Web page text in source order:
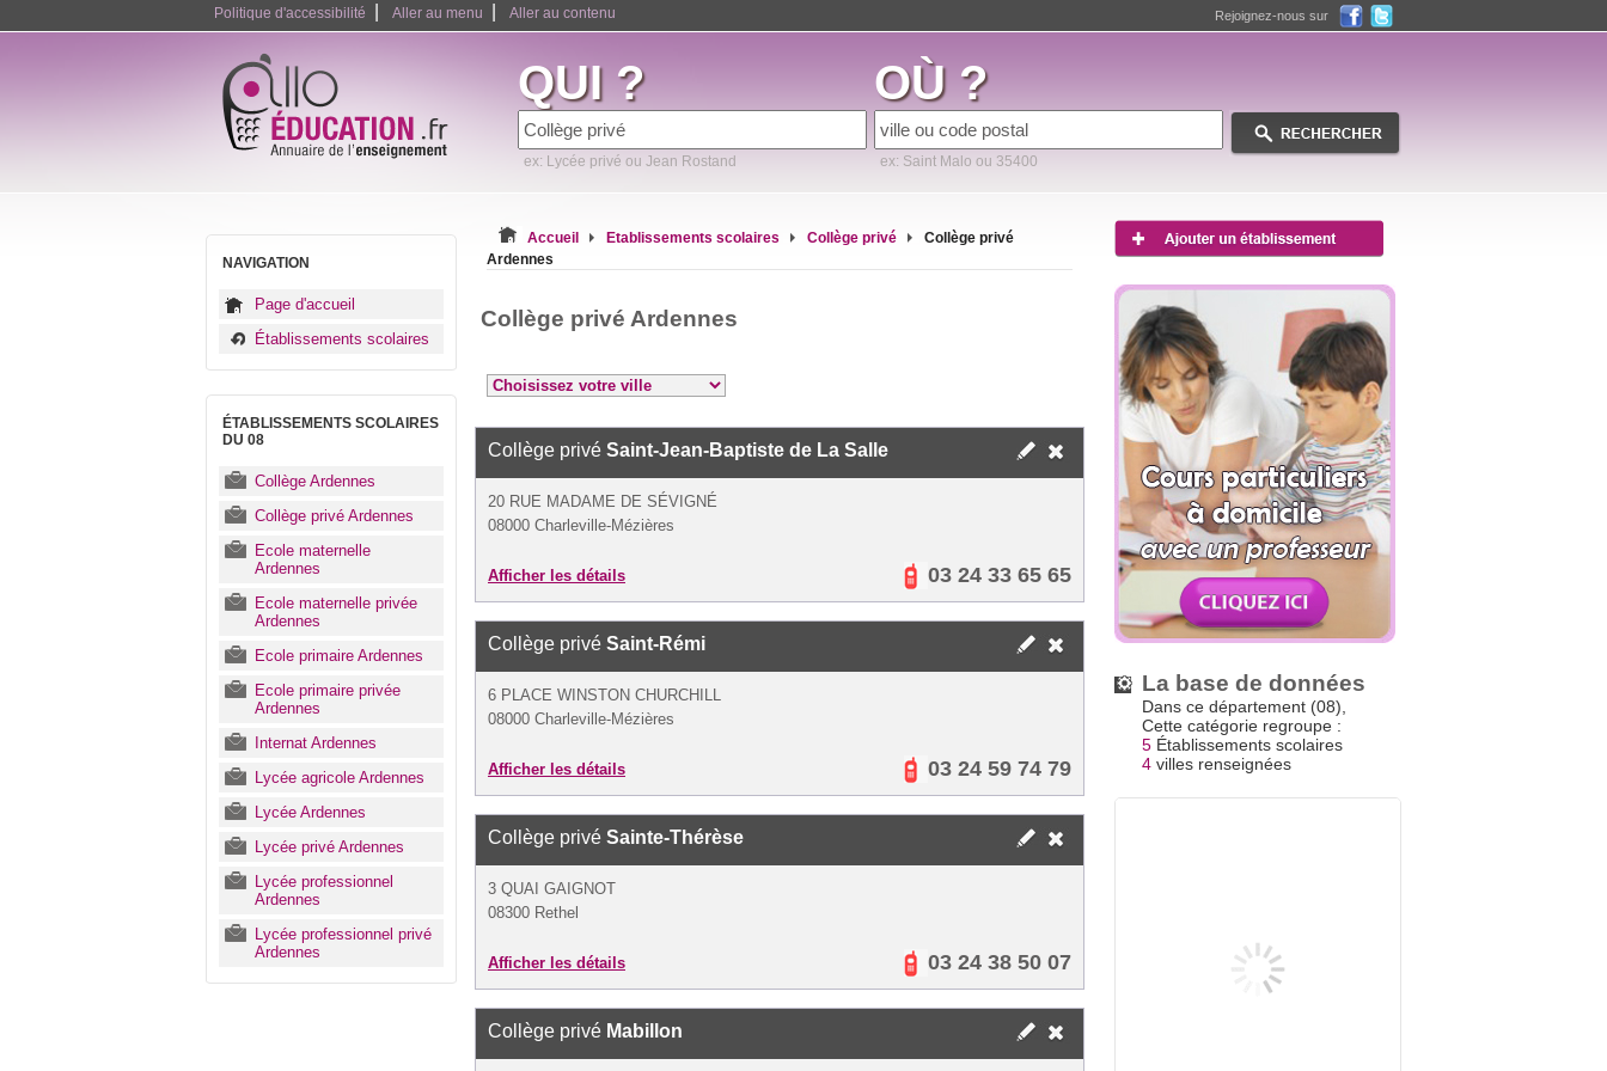
Politique d'accessibilité Aller au menu Aller au contenu Rejoignez-nous sur
QUI ?
ex: Lycée privé ou Jean Rostand
OÙ ?
ex: Saint Malo ou 35400
NAVIGATION
Page d'accueil
Établissements scolaires
ÉTABLISSEMENTS SCOLAIRES
DU 08
Collège Ardennes
Collège privé Ardennes
Ecole maternelle
Ardennes
Ecole maternelle privée
Ardennes
Ecole primaire Ardennes
Ecole primaire privée
Ardennes
Internat Ardennes
Lycée agricole Ardennes
Lycée Ardennes
Lycée privé Ardennes
Lycée professionnel
Ardennes
Lycée professionnel privé
Ardennes
Accueil Etablissements scolaires Collège privé
Collège privé
Ardennes
Collège privé Ardennes
Collège privé Saint-Jean-Baptiste de La Salle
20 RUE MADAME DE SÉVIGNÉ
08000 Charleville-Mézières
Afficher les détails 03 24 33 65 65
Collège privé Saint-Rémi
6 PLACE WINSTON CHURCHILL
08000 Charleville-Mézières
Afficher les détails 03 24 59 74 79
Collège privé Sainte-Thérèse
3 QUAI GAIGNOT
08300 Rethel
Afficher les détails 03 24 38 50 07
Collège privé Mabillon
La base de données
Dans ce département (08),
Cette catégorie regroupe :
5 Établissements scolaires
4 villes renseignées